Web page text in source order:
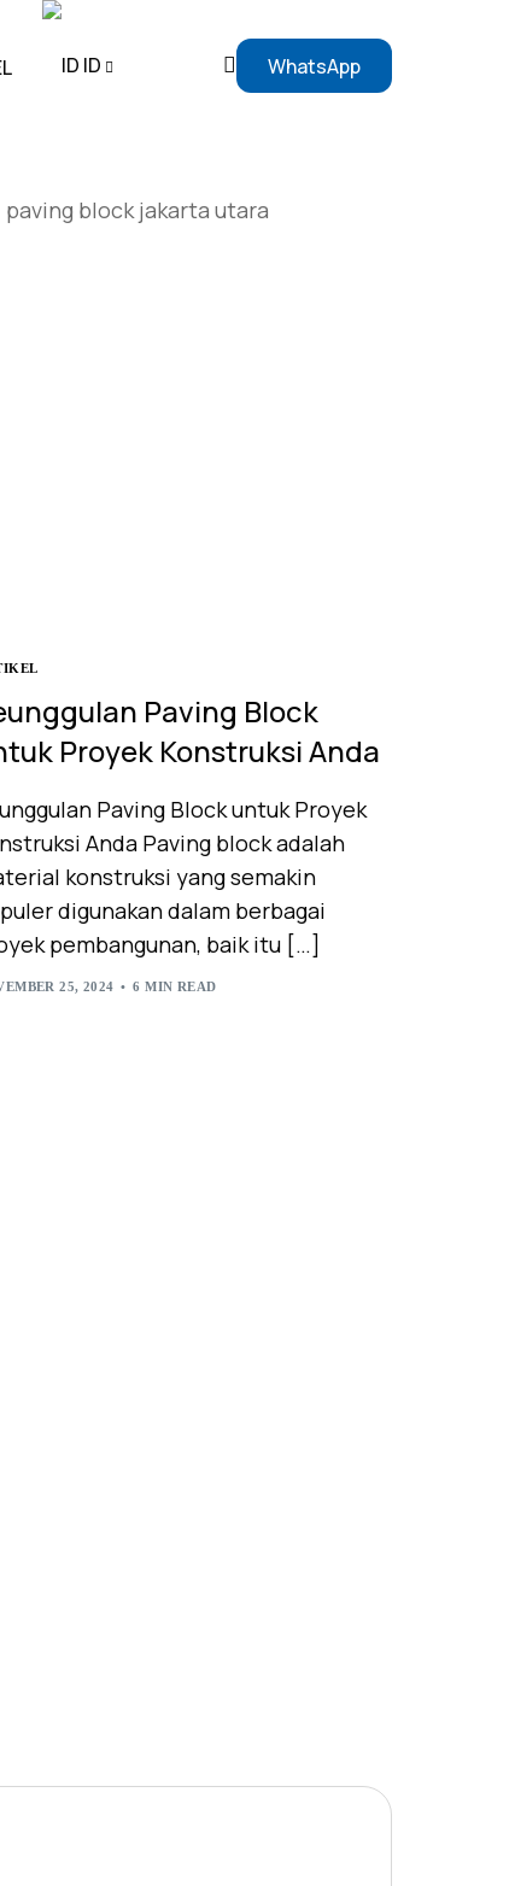
ID
EN
WhatsApp
paving block jakarta utara
Paving Block
Proyek Konstruksi Anda
Paving Block untuk Proyek
Anda Paving block adalah
konstruksi yang semakin
digunakan dalam berbagai
pembangunan, baik itu […]
25, 2024 6 MIN READ